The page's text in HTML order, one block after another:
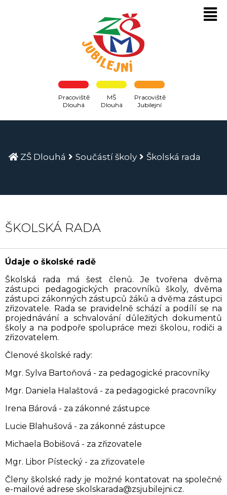
Pracoviště
Dlouhá
MŠ
Dlouhá
Pracoviště
Jubilejní
ZŠ Dlouhá Součástí školy Školská rada
ŠKOLSKÁ RADA
Údaje o školské radě
Školská rada má šest členů. Je tvořena dvěma
zástupci pedagogických pracovníků školy, dvěma
zástupci zákonných zástupců žáků a dvěma zástupci
zřizovatele. Rada se pravidelně schází a podílí se na
projednávání a schvalování důležitých dokumentů
školy a na podpoře spolupráce mezi školou, rodiči a
zřizovatelem.
Členové školské rady:
Mgr. Sylva Bartoňová - za pedagogické pracovníky
Mgr. Daniela Halaštová - za pedagogické pracovníky
Irena Bárová - za zákonné zástupce
Lucie Blahušová - za zákonné zástupce
Michaela Bobišová - za zřizovatele
Mgr. Libor Pístecký - za zřizovatele
Členy školské rady je možné kontatovat na společné
e-mailové adrese skolskarada@zsjubilejni.cz.